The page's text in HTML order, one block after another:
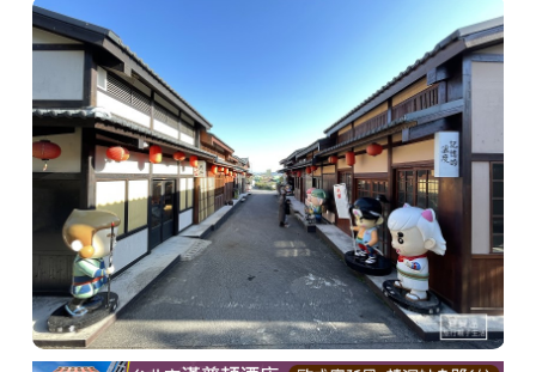
商家合作
推薦景點
討論區
聯絡我們
APP下載